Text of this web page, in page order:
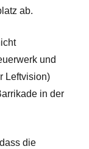
ab.
und
Leftvision)
in der
die